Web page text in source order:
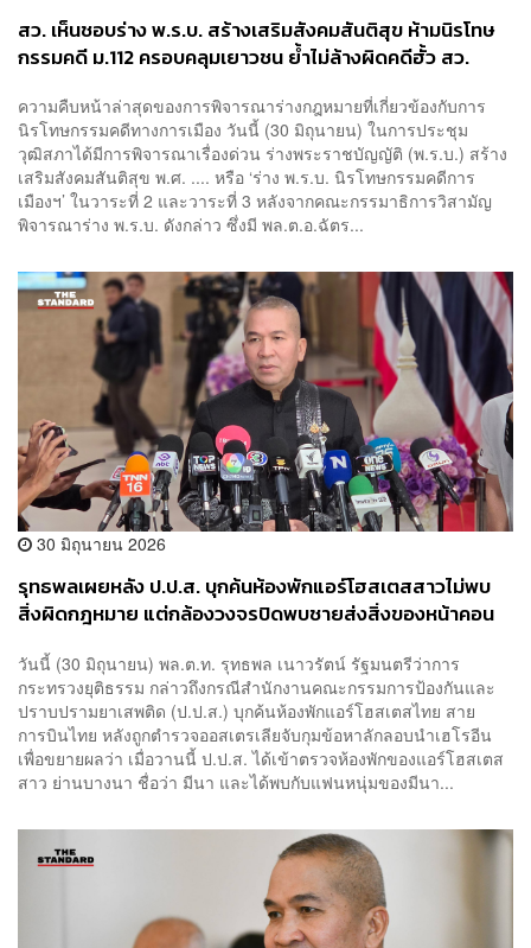
สว. เห็นชอบร่าง พ.ร.บ. สร้างเสริมสังคมสันติสุข ห้ามนิรโทษ
กรรมคดี ม.112 ครอบคลุมเยาวชน ย้ำไม่ล้างผิดคดีฮั้ว สว.
ความคืบหน้าล่าสุดของการพิจารณาร่างกฎหมายที่เกี่ยวข้องกับการ
นิรโทษกรรมคดีทางการเมือง วันนี้ (30 มิถุนายน) ในการประชุม
วุฒิสภาได้มีการพิจารณาเรื่องด่วน ร่างพระราชบัญญัติ (พ.ร.บ.) สร้าง
เสริมสังคมสันติสุข พ.ศ. .... หรือ ‘ร่าง พ.ร.บ. นิรโทษกรรมคดีการ
เมืองฯ’ ในวาระที่ 2 และวาระที่ 3 หลังจากคณะกรรมาธิการวิสามัญ
พิจารณาร่าง พ.ร.บ. ดังกล่าว ซึ่งมี พล.ต.อ.ฉัตร...
30 มิถุนายน 2026
รุทธพลเผยหลัง ป.ป.ส. บุกค้นห้องพักแอร์โฮสเตสสาวไม่พบ
สิ่งผิดกฎหมาย แต่กล้องวงจรปิดพบชายส่งสิ่งของหน้าคอน
​วันนี้ (30 มิถุนายน) พล.ต.ท. รุทธพล เนาวรัตน์ รัฐมนตรีว่าการ
กระทรวงยุติธรรม กล่าวถึงกรณีสำนักงานคณะกรรมการป้องกันและ
ปราบปรามยาเสพติด (ป.ป.ส.) บุกค้นห้องพักแอร์โฮสเตสไทย สาย
การบินไทย หลังถูกตำรวจออสเตรเลียจับกุมข้อหาลักลอบนำเฮโรอีน
เพื่อขยายผลว่า เมื่อวานนี้ ป.ป.ส. ได้เข้าตรวจห้องพักของแอร์โฮสเตส
สาว ย่านบางนา ชื่อว่า มีนา และได้พบกับแฟนหนุ่มของมีนา...